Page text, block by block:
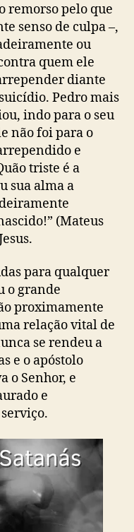
remorso pelo que
senso de culpa –,
ou
quem ele
diante
Pedro mais
indo para o seu
não foi para o
e
triste é a
sua alma a
(Mateus
para qualquer
o grande
proximamente
relação vital de
se rendeu a
e o apóstolo
o Senhor, e
e